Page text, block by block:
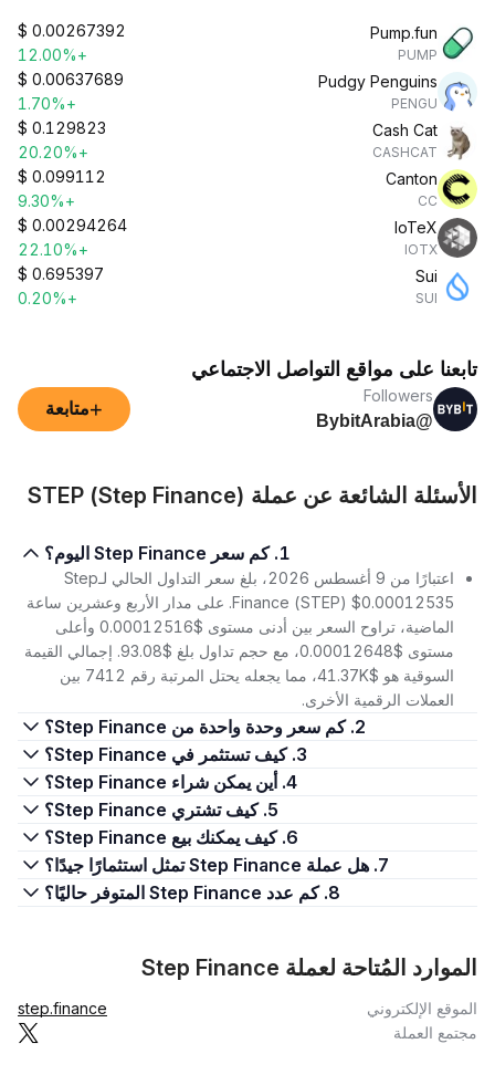
Pump.fun
PUMP
$ 0.00267392
+12.00%
Pudgy Penguins
PENGU
$ 0.00637689
+1.70%
Cash Cat
CASHCAT
$ 0.129823
+20.20%
Canton
CC
$ 0.099112
+9.30%
IoTeX
IOTX
$ 0.00294264
+22.10%
Sui
SUI
$ 0.695397
+0.20%
تابعنا على مواقع التواصل الاجتماعي
Followers
@BybitArabia
+متابعة
الأسئلة الشائعة عن عملة STEP (Step Finance)
1. كم سعر Step Finance اليوم؟
اعتبارًا من 9 أغسطس 2026، بلغ سعر التداول الحالي لـStep
Finance (STEP) $0.00012535. على مدار الأربع وعشرين ساعة
الماضية، تراوح السعر بين أدنى مستوى $0.00012516 وأعلى
مستوى $0.00012648، مع حجم تداول بلغ $93.08. إجمالي القيمة
السوقية هو $41.37K، مما يجعله يحتل المرتبة رقم 7412 بين
العملات الرقمية الأخرى.
2. كم سعر وحدة واحدة من Step Finance؟
3. كيف تستثمر في Step Finance؟
4. أين يمكن شراء Step Finance؟
5. كيف تشتري Step Finance؟
6. كيف يمكنك بيع Step Finance؟
7. هل عملة Step Finance تمثل استثمارًا جيدًا؟
8. كم عدد Step Finance المتوفر حاليًا؟
الموارد المُتاحة لعملة Step Finance
الموقع الإلكتروني
step.finance
مجتمع العملة